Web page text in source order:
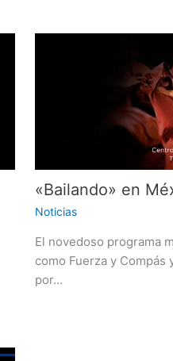
«Bailando» en
Noticias
El novedoso programa
como Fuerza y Compás
por…